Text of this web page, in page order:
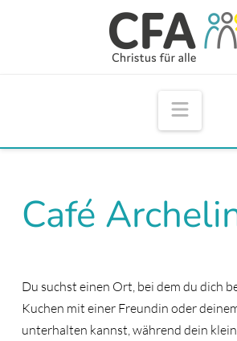
Café
Du suchst einen Ort, bei dem du dich
Kuchen mit einer Freundin oder
unterhalten kannst, während dein